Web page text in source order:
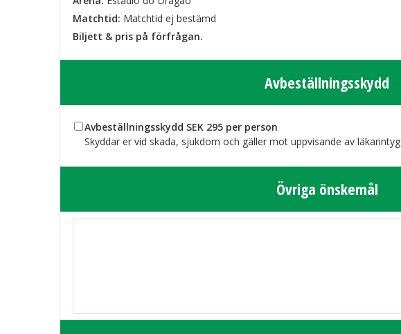
Matchtid: Matchtid ej bestämd
Biljett & pris på förfrågan.
Avbeställningsskydd
Avbeställningsskydd SEK 295 per person
Skyddar er vid skada, sjukdom och gäller mot uppvisande av läkarintyg
Övriga önskemål